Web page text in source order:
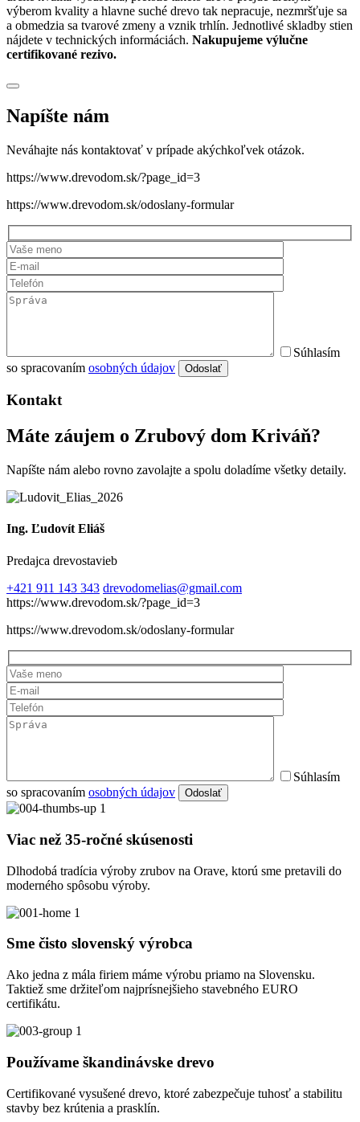
výberom kvality a hlavne suché drevo tak nepracuje, nezmršťuje sa
a obmedzia sa tvarové zmeny a vznik trhlín. Jednotlivé skladby stien
nájdete v technických informáciách. Nakupujeme výlučne
certifikované rezivo.
Napíšte nám
Neváhajte nás kontaktovať v prípade akýchkoľvek otázok.
https://www.drevodom.sk/?page_id=3
https://www.drevodom.sk/odoslany-formular
Súhlasím
so spracovaním osobných údajov Odoslať
Kontakt
Máte záujem o Zrubový dom Kriváň?
Napíšte nám alebo rovno zavolajte a spolu doladíme všetky detaily.
Ing. Ľudovít Eliáš
Predajca drevostavieb
+421 911 143 343 drevodomelias@gmail.com
https://www.drevodom.sk/?page_id=3
https://www.drevodom.sk/odoslany-formular
Súhlasím
so spracovaním osobných údajov Odoslať
Viac než 35-ročné skúsenosti
Dlhodobá tradícia výroby zrubov na Orave, ktorú sme pretavili do
moderného spôsobu výroby.
Sme čisto slovenský výrobca
Ako jedna z mála firiem máme výrobu priamo na Slovensku.
Taktiež sme držiteľom najprísnejšieho stavebného EURO
certifikátu.
Používame škandinávske drevo
Certifikované vysušené drevo, ktoré zabezpečuje tuhosť a stabilitu
stavby bez krútenia a prasklín.